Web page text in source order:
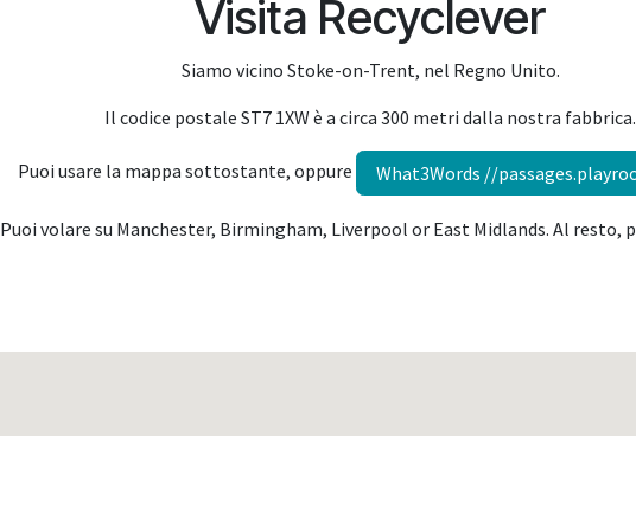
Visita Recyclever
Siamo vicino Stoke-on-Trent, nel Regno Unito.
Il codice postale ST7 1XW è a circa 300 metri dalla nostra fabbrica.
Puoi usare la mappa sottostante, oppure What3Words //
Puoi volare su Manchester, Birmingham, Liverpool or East Midlands. Al resto,